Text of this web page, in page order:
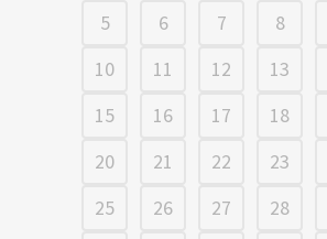
5
6 7 8
10
11 12 13
15
16 17 18
20
21 22 23
25
26 27 28